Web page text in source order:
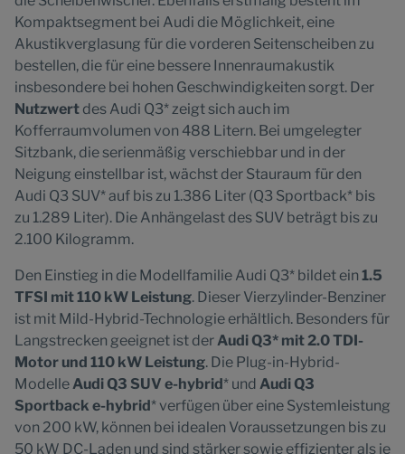
Kompaktsegment bei Audi die Möglichkeit, eine
Akustikverglasung für die vorderen Seitenscheiben zu
bestellen, die für eine bessere Innenraumakustik
insbesondere bei hohen Geschwindigkeiten sorgt. Der
Nutzwert des Audi Q3* zeigt sich auch im
Kofferraumvolumen von 488 Litern. Bei umgelegter
Sitzbank, die serienmäßig verschiebbar und in der
Neigung einstellbar ist, wächst der Stauraum für den
Audi Q3 SUV* auf bis zu 1.386 Liter (Q3 Sportback* bis
zu 1.289 Liter). Die Anhängelast des SUV beträgt bis zu
2.100 Kilogramm.
Den Einstieg in die Modellfamilie Audi Q3* bildet ein 1.5
TFSI mit 110 kW Leistung. Dieser Vierzylinder-Benziner
ist mit Mild-Hybrid-Technologie erhältlich. Besonders für
Langstrecken geeignet ist derAudi Q3* mit 2.0 TDI-
Motor und 110 kW Leistung. Die Plug-in-Hybrid-
ModelleAudi Q3 SUV e-hybrid* und Audi Q3
Sportback e-hybrid* verfügen über eine Systemleistung
von 200 kW, können bei idealen Voraussetzungen bis zu
50 kW DC-Laden und sind stärker sowie effizienter als je